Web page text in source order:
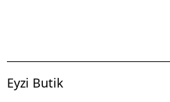
Eyzi Butik